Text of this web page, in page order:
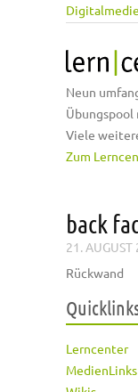
Neun
Viele
Zum
back
21. AUGUST
Rückwand
Lerncenter
MedienLinks